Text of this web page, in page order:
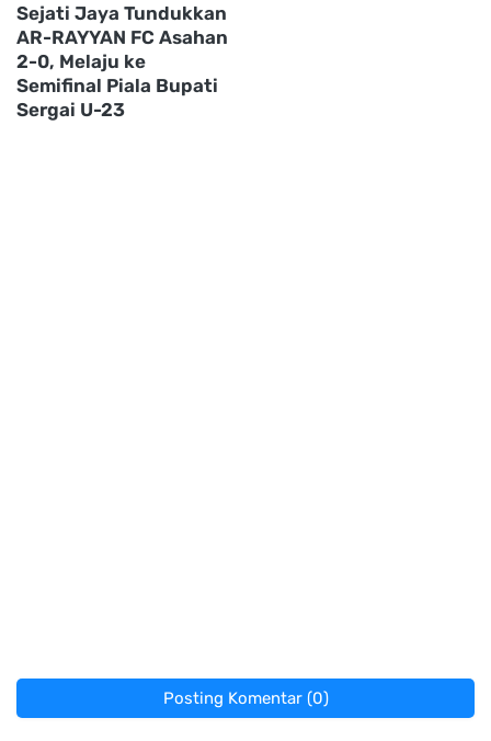
Sejati Jaya Tundukkan
AR-RAYYAN FC Asahan
2-0, Melaju ke
Semifinal Piala Bupati
Sergai U-23
Posting Komentar (0)